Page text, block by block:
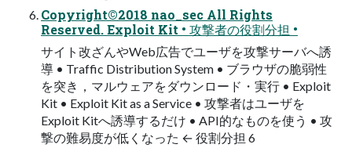
Copyright©2018 nao_sec All Rights
Reserved. Exploit Kit • 攻撃者の役割分担 •
サイト改ざんやWeb広告でユーザを攻撃サーバへ誘
導 • Traffic Distribution System • ブラウザの脆弱性
を突き，マルウェアをダウンロード・実行 • Exploit
Kit • Exploit Kit as a Service • 攻撃者はユーザを
Exploit Kitへ誘導するだけ • API的なものを使う • 攻
撃の難易度が低くなった ← 役割分担 6